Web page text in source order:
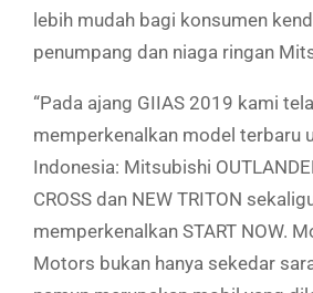
lebih mudah bagi konsumen
penumpang dan niaga ringan
“Pada ajang GIIAS 2019 kami
memperkenalkan model terbaru
Indonesia: Mitsubishi
CROSS dan NEW TRITON
memperkenalkan START NOW.
Motors bukan hanya sekedar